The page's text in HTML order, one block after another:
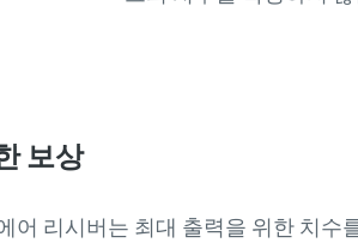
보상
어 리시버는 최대 출력을 위한 치수